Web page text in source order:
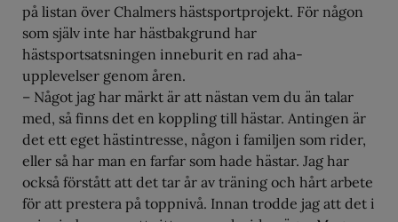
på listan över Chalmers hästsportprojekt. För någon
som själv inte har hästbakgrund har
hästsportsatsningen inneburit en rad aha-
upplevelser genom åren.
– Något jag har märkt är att nästan vem du än talar
med, så finns det en koppling till hästar. Antingen är
det ett eget hästintresse, någon i familjen som rider,
eller så har man en farfar som hade hästar. Jag har
också förstått att det tar år av träning och hårt arbete
för att prestera på toppnivå. Innan trodde jag att det i